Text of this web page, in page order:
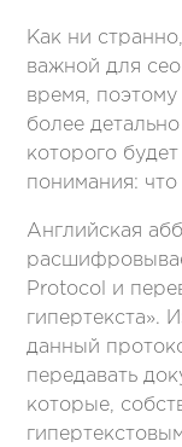
Как ни
важной для
время,
более
которого
понимания: что
Английская
Protocol и
гипертекста».
данный
передавать
которые,